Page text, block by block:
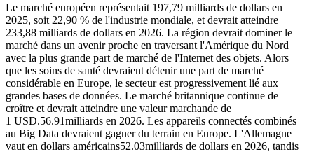
Le marché européen représentait 197,79 milliards de dollars en
2025, soit 22,90 % de l'industrie mondiale, et devrait atteindre
233,88 milliards de dollars en 2026. La région devrait dominer le
marché dans un avenir proche en traversant l'Amérique du Nord
avec la plus grande part de marché de l'Internet des objets. Alors
que les soins de santé devraient détenir une part de marché
considérable en Europe, le secteur est progressivement lié aux
grandes bases de données. Le marché britannique continue de
croître et devrait atteindre une valeur marchande de
1 USD.56.91milliards en 2026. Les appareils connectés combinés
au Big Data devraient gagner du terrain en Europe. L'Allemagne
vaut en dollars américains52.03milliards de dollars en 2026, tandis